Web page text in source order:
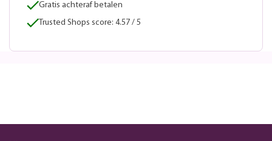
Gratis achteraf betalen
Trusted Shops score: 4.57 / 5